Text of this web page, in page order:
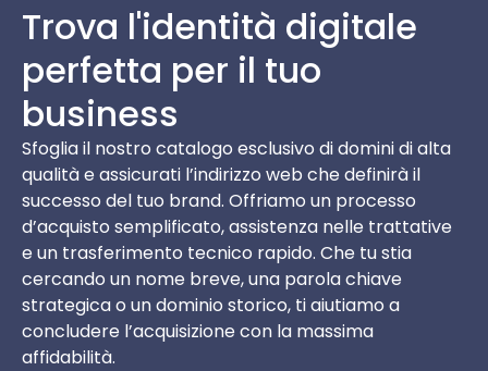
Trova l'identità digitale
perfetta per il tuo
business
Sfoglia il nostro catalogo esclusivo di domini di alta
qualità e assicurati l’indirizzo web che definirà il
successo del tuo brand. Offriamo un processo
d’acquisto semplificato, assistenza nelle trattative
e un trasferimento tecnico rapido. Che tu stia
cercando un nome breve, una parola chiave
strategica o un dominio storico, ti aiutiamo a
concludere l’acquisizione con la massima
affidabilità.